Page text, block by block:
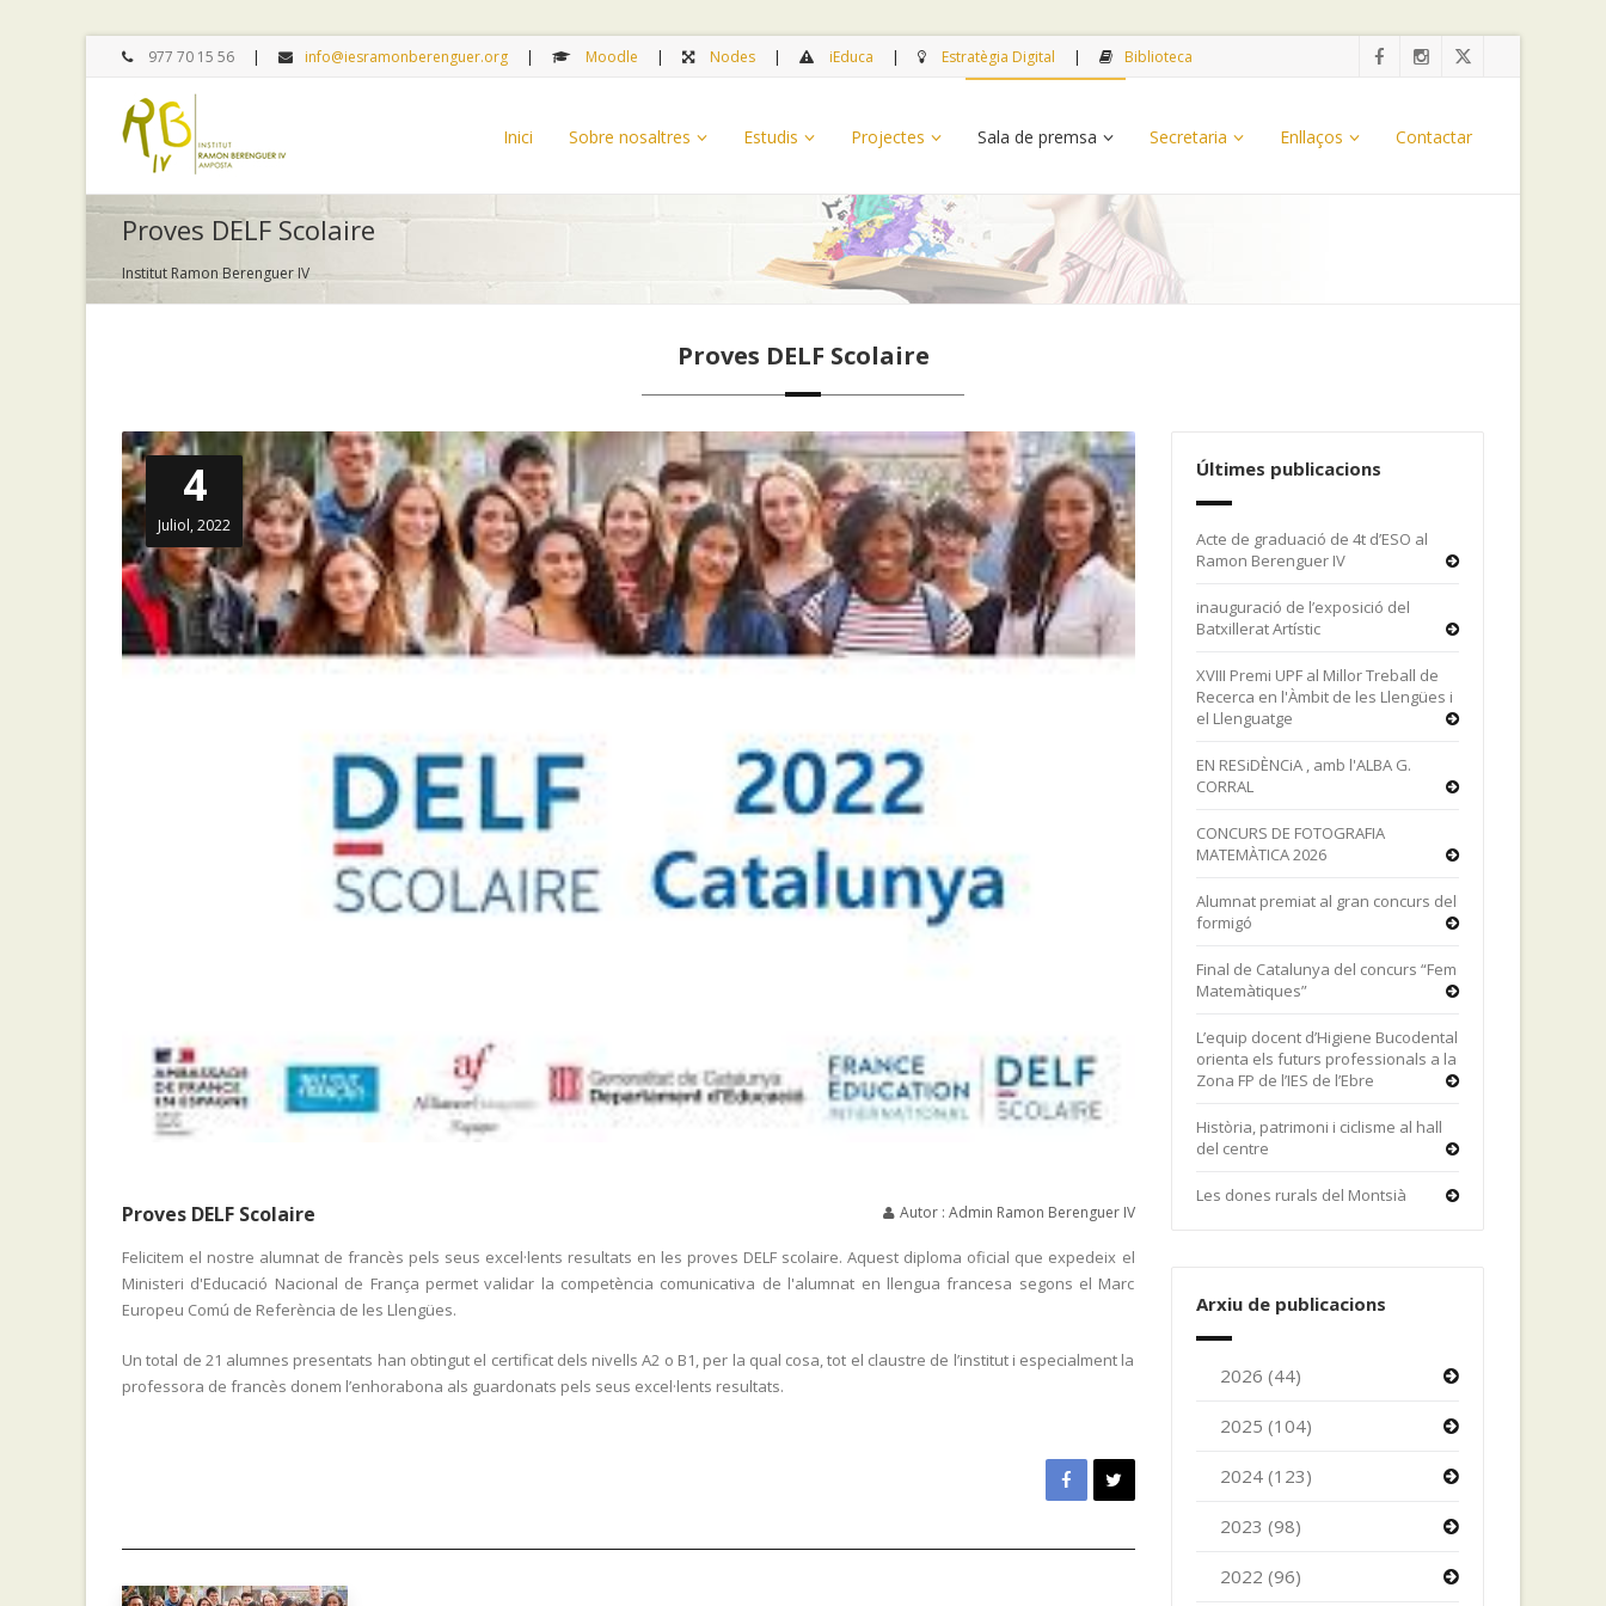
977 70 15 56 info@iesramonberenguer.org Moodle Nodes iEduca Estratègia Digital Biblioteca
Inici Sobre nosaltres Estudis Projectes Sala de premsa Secretaria Enllaços Contactar
Proves DELF Scolaire
Institut Ramon Berenguer IV
Proves DELF Scolaire
4
Juliol, 2022
Proves DELF Scolaire Autor : Admin Ramon Berenguer IV
Felicitem el nostre alumnat de francès pels seus excel·lents resultats en les proves DELF scolaire. Aquest diploma oficial que expedeix el
Ministeri d'Educació Nacional de França permet validar la competència comunicativa de l'alumnat en llengua francesa segons el Marc
Europeu Comú de Referència de les Llengües.
Un total de 21 alumnes presentats han obtingut el certificat dels nivells A2 o B1, per la qual cosa, tot el claustre de l’institut i especialment la
professora de francès donem l’enhorabona als guardonats pels seus excel·lents resultats.
Últimes publicacions
Acte de graduació de 4t d’ESO al
Ramon Berenguer IV
inauguració de l’exposició del
Batxillerat Artístic
XVIII Premi UPF al Millor Treball de
Recerca en l'Àmbit de les Llengües i
el Llenguatge
EN RESiDÈNCiA , amb l'ALBA G.
CORRAL
CONCURS DE FOTOGRAFIA
MATEMÀTICA 2026
Alumnat premiat al gran concurs del
formigó
Final de Catalunya del concurs “Fem
Matemàtiques”
L’equip docent d’Higiene Bucodental
orienta els futurs professionals a la
Zona FP de l’IES de l’Ebre
Història, patrimoni i ciclisme al hall
del centre
Les dones rurals del Montsià
Arxiu de publicacions
2026 (44)
2025 (104)
2024 (123)
2023 (98)
2022 (96)